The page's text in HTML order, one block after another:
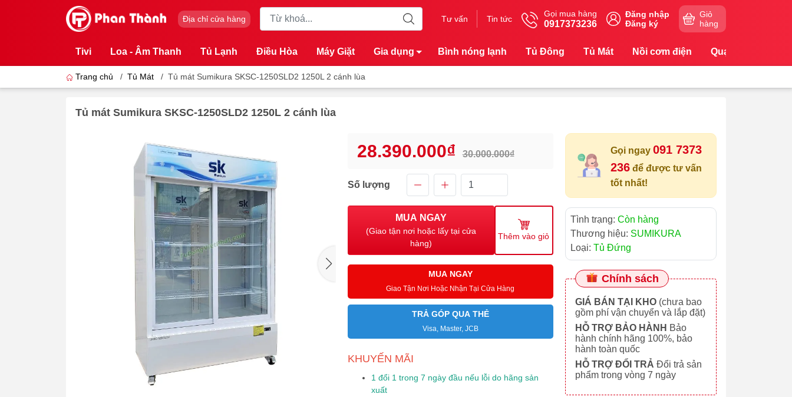
Địa chỉ cửa hàng Tư vấn Tin tức
Gọi mua hàng
0917373236
Đăng nhập
Đăng ký
Giỏ
hàng
Tivi Loa - Âm Thanh Tủ Lạnh Điều Hòa Máy Giặt Gia dụng Bình nóng lạnh Tủ Đông Tủ Mát Nồi cơm điện Quạt
Trang chủ / Tủ Mát / Tủ mát Sumikura SKSC-1250SLD2 1250L 2 cánh lùa
Tủ mát Sumikura SKSC-1250SLD2 1250L 2 cánh lùa
28.390.000₫ 30.000.000₫
Số lượng
MUA NGAY
(Giao tận nơi hoặc lấy tại cửa
hàng)
Thêm vào giỏ
MUA NGAY
Giao Tận Nơi Hoặc Nhận Tại Cửa Hàng
TRẢ GÓP QUA THẺ
Visa, Master, JCB
KHUYẾN MÃI
1 đổi 1 trong 7 ngày đầu nếu lỗi do hãng sản
xuất
Gọi ngay 091 7373
236để được tư vấn
tốt nhất!
Tình trạng: Còn hàng
Thương hiệu: SUMIKURA
Loại: Tủ Đứng
Chính sách
GIÁ BÁN TẠI KHO(chưa bao
gồm phí vận chuyển và lắp đặt)
HỖ TRỢ BẢO HÀNH Bảo
hành chính hãng 100%, bảo
hành toàn quốc
HỖ TRỢ ĐỔI TRẢ Đổi trả sản
phẩm trong vòng 7 ngày